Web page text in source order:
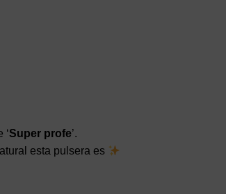
‘Super profe’.
esta pulsera es